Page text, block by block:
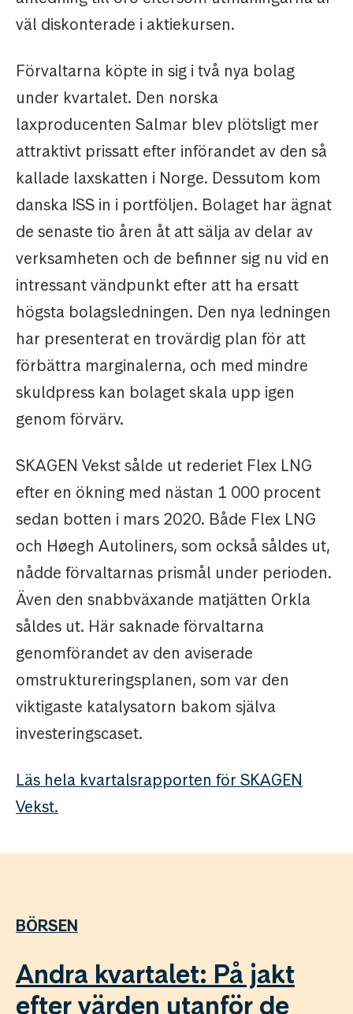
väl diskonterade i aktiekursen.
Förvaltarna köpte in sig i två nya bolag
under kvartalet. Den norska
laxproducenten Salmar blev plötsligt mer
attraktivt prissatt efter införandet av den så
kallade laxskatten i Norge. Dessutom kom
danska ISS in i portföljen. Bolaget har ägnat
de senaste tio åren åt att sälja av delar av
verksamheten och de befinner sig nu vid en
intressant vändpunkt efter att ha ersatt
högsta bolagsledningen. Den nya ledningen
har presenterat en trovärdig plan för att
förbättra marginalerna, och med mindre
skuldpress kan bolaget skala upp igen
genom förvärv.
SKAGEN Vekst sålde ut rederiet Flex LNG
efter en ökning med nästan 1 000 procent
sedan botten i mars 2020. Både Flex LNG
och Høegh Autoliners, som också såldes ut,
nådde förvaltarnas prismål under perioden.
Även den snabbväxande matjätten Orkla
såldes ut. Här saknade förvaltarna
genomförandet av den aviserade
omstruktureringsplanen, som var den
viktigaste katalysatorn bakom själva
investeringscaset.
Läs hela kvartalsrapporten för SKAGEN
Vekst.
BÖRSEN
Andra kvartalet: På jakt
efter värden utanför de